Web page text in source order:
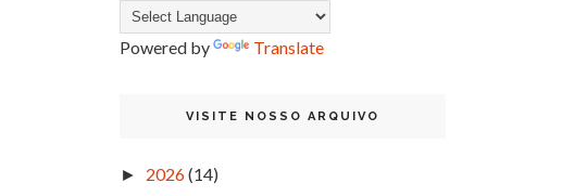
Powered by Translate
VISITE NOSSO ARQUIVO
► 2026(14)